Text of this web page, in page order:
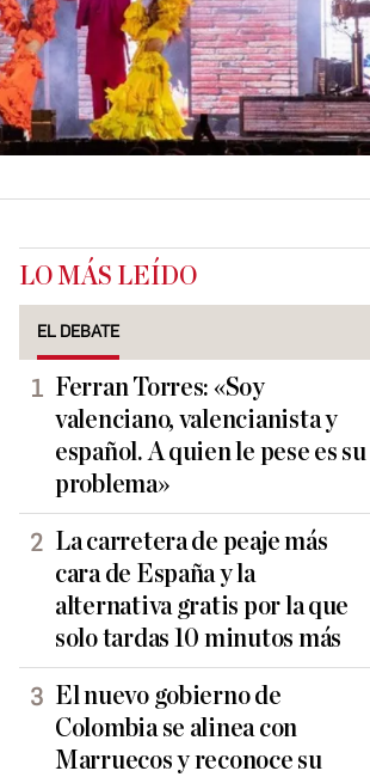
LO MÁS LEÍDO
EL DEBATE
Ferran Torres: «Soy
valenciano, valencianista y
español. A quien le pese es su
problema»
La carretera de peaje más
cara de España y la
alternativa gratis por la que
solo tardas 10 minutos más
El nuevo gobierno de
Colombia se alinea con
Marruecos y reconoce su